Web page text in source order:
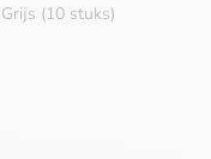
(10 stuks)